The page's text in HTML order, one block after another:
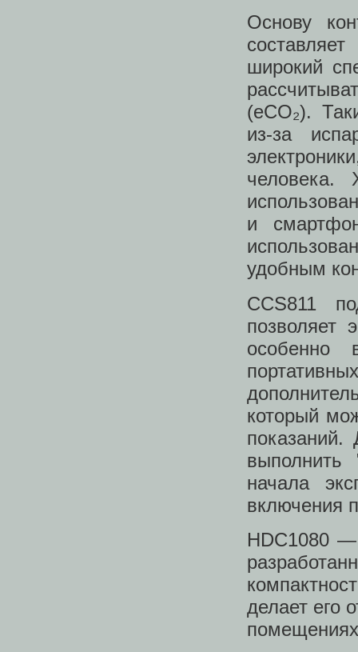
Основу
широкий
(eCO₂).
из-за
человека.
и
удобным
CCS811
позволяет
особенно
который
показаний.
начала
включения
HDC1080 —
делает его